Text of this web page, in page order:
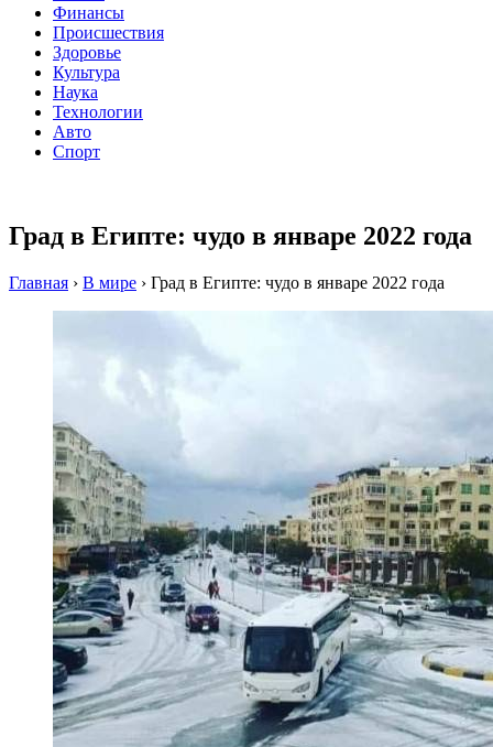
Финансы
Происшествия
Здоровье
Культура
Наука
Технологии
Авто
Спорт
Град в Египте: чудо в январе 2022 года
Главная › В мире › Град в Египте: чудо в январе 2022 года